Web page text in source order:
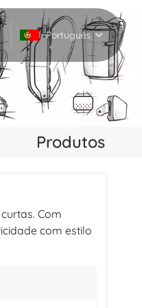
Português
English
Italiano
Español
Produtos
Com
com estilo